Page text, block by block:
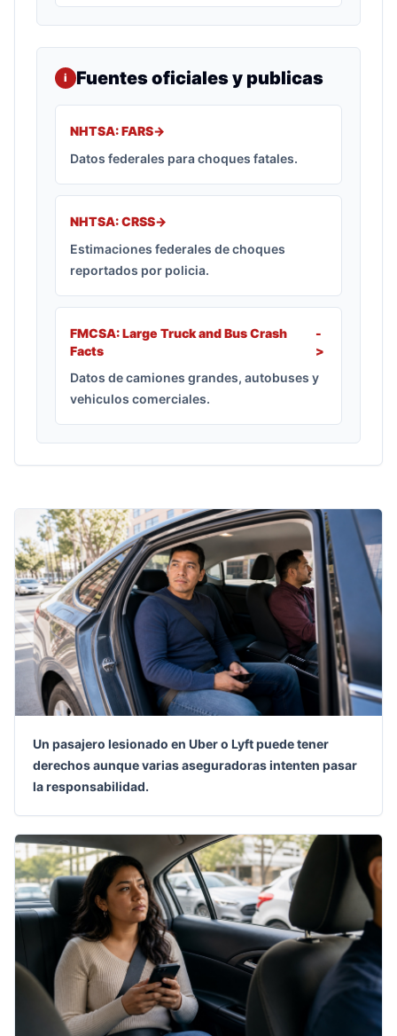
i Fuentes oficiales y publicas
NHTSA: FARS->
Datos federales para choques fatales.
NHTSA: CRSS->
Estimaciones federales de choques
reportados por policia.
FMCSA: Large Truck and Bus Crash
Facts
-
>
Datos de camiones grandes, autobuses y
vehiculos comerciales.
Un pasajero lesionado en Uber o Lyft puede tener
derechos aunque varias aseguradoras intenten pasar
la responsabilidad.